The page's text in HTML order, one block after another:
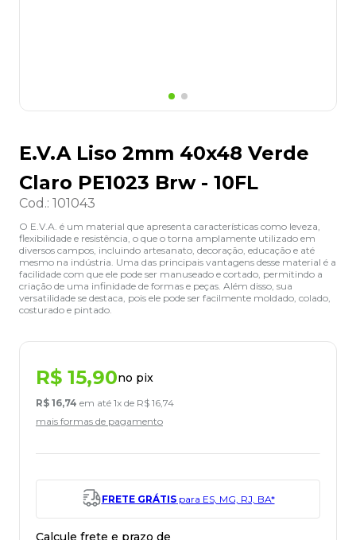
E.V.A Liso 2mm 40x48 Verde
Claro PE1023 Brw - 10FL
Cod.: 101043
O E.V.A. é um material que apresenta características como leveza,
flexibilidade e resistência, o que o torna amplamente utilizado em
diversos campos, incluindo artesanato, decoração, educação e até
mesmo na indústria. Uma das principais vantagens desse material é a
facilidade com que ele pode ser manuseado e cortado, permitindo a
criação de uma infinidade de formas e peças. Além disso, sua
versatilidade se destaca, pois ele pode ser facilmente moldado, colado,
costurado e pintado.
R$ 15,90no pix
R$ 16,74 em até 1x de R$ 16,74
mais formas de pagamento
FRETE GRÁTISpara ES, MG, RJ, BA*